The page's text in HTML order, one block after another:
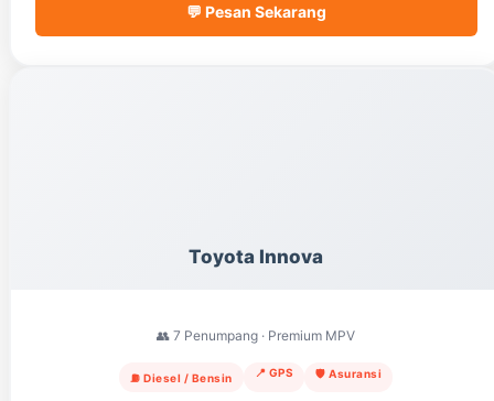
💬 Pesan Sekarang
Toyota Innova
👥 7 Penumpang · Premium MPV
⛽ Diesel / Bensin 📍 GPS 🛡️ Asuransi